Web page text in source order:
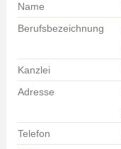
Name
Berufsbezeichnung
Kanzlei
Adresse
Telefon